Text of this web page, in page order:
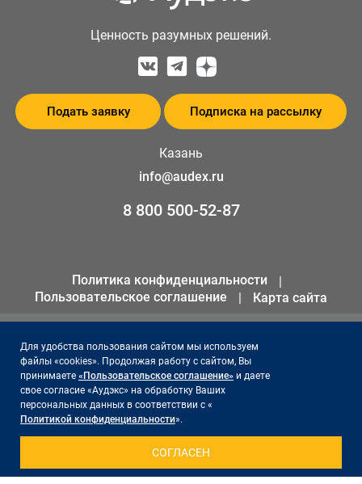
Ценность разумных решений.
Подать заявку Подписка на рассылку
Казань
info@audex.ru
8 800 500-52-87
Политика конфиденциальности
Пользовательское соглашение
Карта сайта
ИНН 1655301258
ОГРН 1141690066561
Сайт поддерживает и продвигает -
Для удобства пользования сайтом мы используем
файлы «cookies». Продолжая работу с сайтом, Вы
принимаете «Пользовательское соглашение» и даете
свое согласие «Аудэкс» на обработку Ваших
персональных данных в соответствии с «
Политикой конфиденциальности».
СОГЛАСЕН